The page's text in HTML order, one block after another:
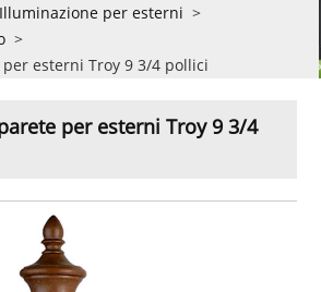
Illuminazione per esterni >
>
esterni Troy 9 3/4 pollici
per esterni Troy 9 3/4